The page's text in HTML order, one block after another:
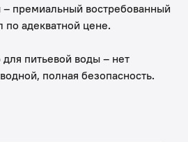
премиальный востребованный
по адекватной цене.
питьевой воды – нет
полная безопасность.
идет и приобретается